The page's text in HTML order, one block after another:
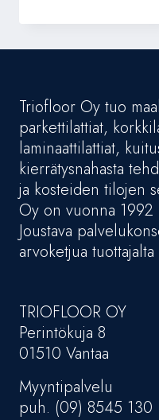
Triofloor Oy tuo
parkettilattiat,
laminaattilattiat,
kierrätysnahasta
ja kosteiden tilojen
Oy on vuonna
Joustava
arvoketjua
TRIOFLOOR OY
Perintökuja 8
01510 Vantaa
Myyntipalvelu
puh. (09) 8545 130